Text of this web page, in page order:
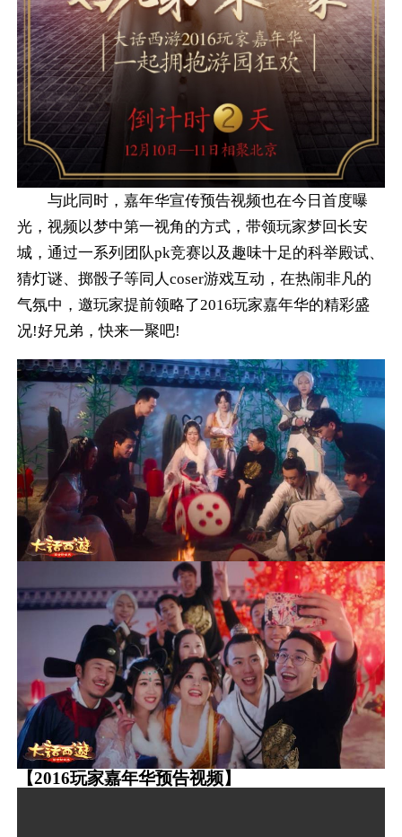
与此同时，嘉年华宣传预告视频也在今日首度曝
光，视频以梦中第一视角的方式，带领玩家梦回长安
城，通过一系列团队pk竞赛以及趣味十足的科举殿试、
猜灯谜、掷骰子等同人coser游戏互动，在热闹非凡的
气氛中，邀玩家提前领略了2016玩家嘉年华的精彩盛
况!好兄弟，快来一聚吧!
【2016玩家嘉年华预告视频】